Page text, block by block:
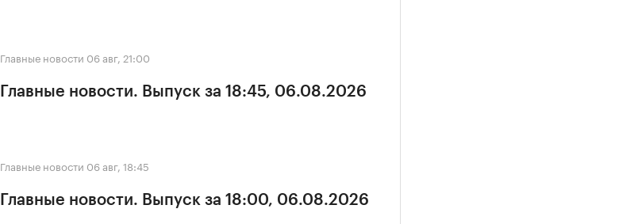
Главные новости 06 авг, 21:00
Главные новости. Выпуск за 18:45, 06.08.2026
Главные новости 06 авг, 18:45
Главные новости. Выпуск за 18:00, 06.08.2026